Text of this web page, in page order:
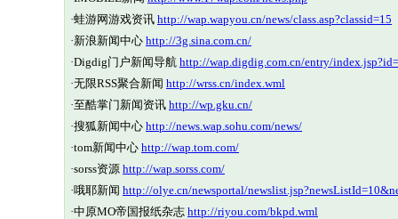
·蛙游网游戏资讯 http://wap.wapyou.cn/news/class.asp?classid=15
·新浪新闻中心 http://3g.sina.com.cn/
·Digdig门户新闻导航 http://wap.digdig.com.cn/entry/
·无限RSS聚合新闻 http://wrss.cn/index.wml
·至酷掌门新闻资讯 http://wp.gku.cn/
·搜狐新闻中心 http://news.wap.sohu.com/news/
·tom新闻中心 http://wap.tom.com/
·sorss资源 http://wap.sorss.com/
·哦耶新闻 http://olye.cn/newsportal/
·中原MO帝国报纸杂志 http://riyou.com/bkpd.wml